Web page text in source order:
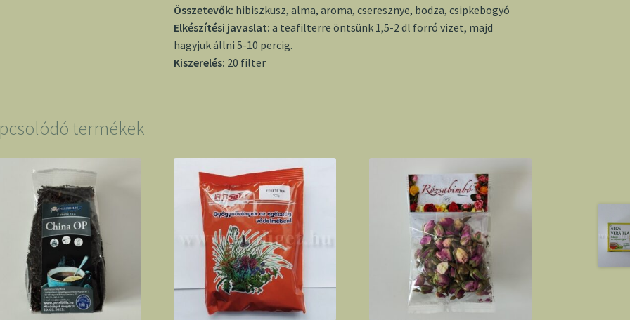
Összetevők: hibiszkusz, alma, aroma, cseresznye, bodza, csipkebogyó
Elkészítési javaslat: a teafilterre öntsünk 1,5-2 dl forró vizet, majd
hagyjuk állni 5-10 percig.
Kiszerelés: 20 filter
termékek